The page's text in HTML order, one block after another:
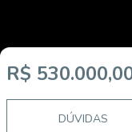
R$
DÚVIDAS
Selo de